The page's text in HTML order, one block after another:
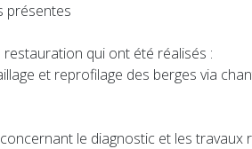
présentes
restauration qui ont été réalisés :
et reprofilage des berges via
le diagnostic et les travaux